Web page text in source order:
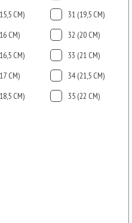
СМ)
СМ)
СМ)
СМ)
СМ)
31 (19,5 СМ)
32 (20 СМ)
33 (21 СМ)
34 (21,5 СМ)
35 (22 СМ)